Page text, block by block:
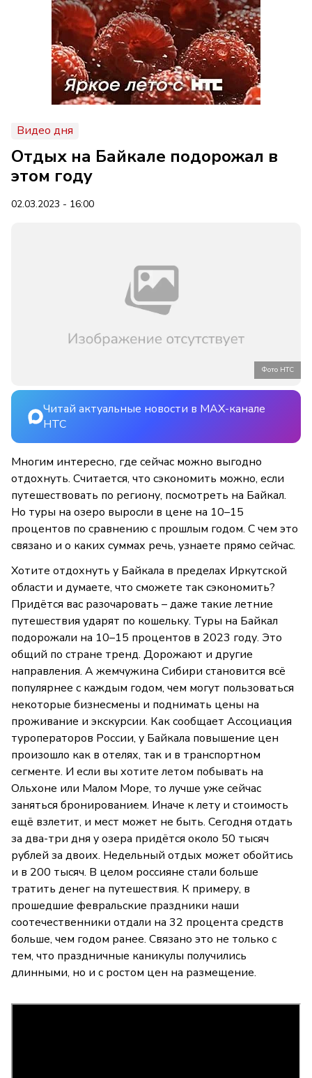
Видео дня
Отдых на Байкале подорожал в
этом году
02.03.2023 - 16:00
Фото НТС
Читай актуальные новости в MAX-канале
НТС
Многим интересно, где сейчас можно выгодно
отдохнуть. Считается, что сэкономить можно, если
путешествовать по региону, посмотреть на Байкал.
Но туры на озеро выросли в цене на 10–15
процентов по сравнению с прошлым годом. С чем это
связано и о каких суммах речь, узнаете прямо сейчас.
Хотите отдохнуть у Байкала в пределах Иркутской
области и думаете, что сможете так сэкономить?
Придётся вас разочаровать – даже такие летние
путешествия ударят по кошельку. Туры на Байкал
подорожали на 10–15 процентов в 2023 году. Это
общий по стране тренд. Дорожают и другие
направления. А жемчужина Сибири становится всё
популярнее с каждым годом, чем могут пользоваться
некоторые бизнесмены и поднимать цены на
проживание и экскурсии. Как сообщает Ассоциация
туроператоров России, у Байкала повышение цен
произошло как в отелях, так и в транспортном
сегменте. И если вы хотите летом побывать на
Ольхоне или Малом Море, то лучше уже сейчас
заняться бронированием. Иначе к лету и стоимость
ещё взлетит, и мест может не быть. Сегодня отдать
за два-три дня у озера придётся около 50 тысяч
рублей за двоих. Недельный отдых может обойтись
и в 200 тысяч. В целом россияне стали больше
тратить денег на путешествия. К примеру, в
прошедшие февральские праздники наши
соотечественники отдали на 32 процента средств
больше, чем годом ранее. Связано это не только с
тем, что праздничные каникулы получились
длинными, но и с ростом цен на размещение.